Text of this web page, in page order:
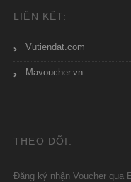
LIÊN KẾT:
Vutiendat.com
Mavoucher.vn
THEO DÕI:
Đăng ký nhận Voucher qua